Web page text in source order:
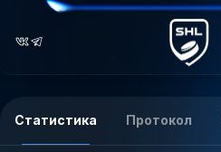
Статистика Протокол